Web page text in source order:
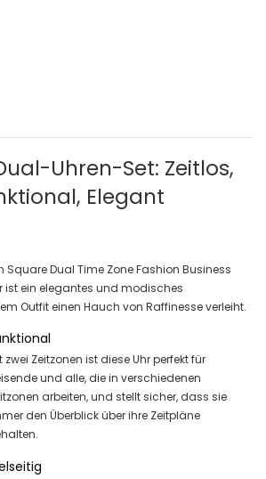
Uhren-Set: Zeitlos,
Elegant
Square Dual Time Zone Fashion Business
ist ein elegantes und modisches
Outfit einen Hauch von Raffinesse verleiht.
zwei Zeitzonen ist diese Uhr perfekt für
und alle, die in verschiedenen
arbeiten, und stellt sicher, dass sie
den Überblick über ihre Zeitpläne